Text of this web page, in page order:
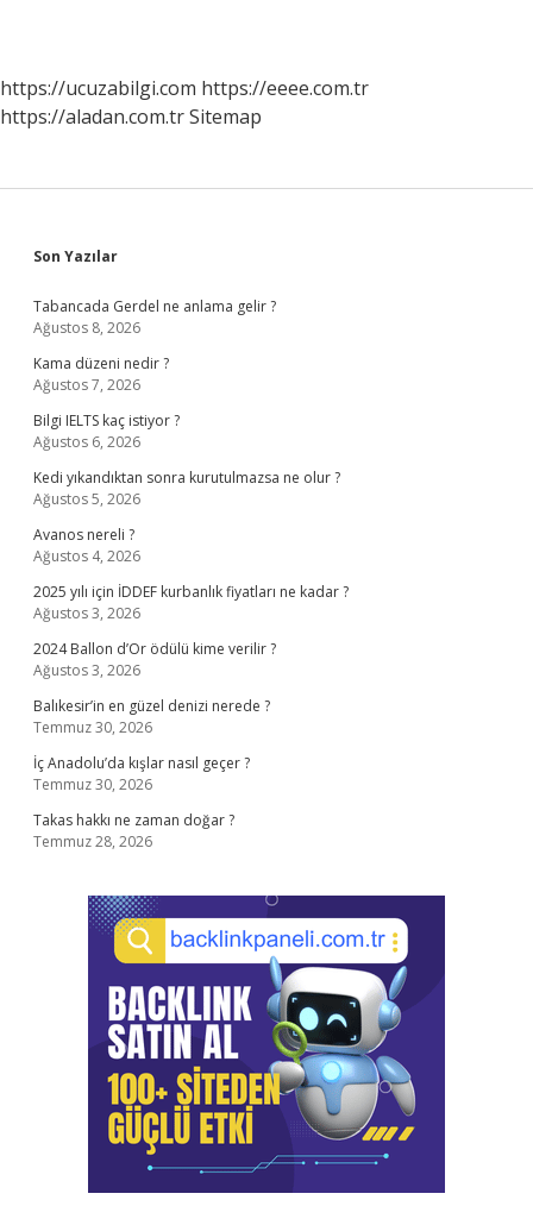
https://ucuzabilgi.com https://eeee.com.tr
https://aladan.com.trSitemap
Sidebar
Son Yazılar
Tabancada Gerdel ne anlama gelir ?
Ağustos 8, 2026
Kama düzeni nedir ?
Ağustos 7, 2026
Bilgi IELTS kaç istiyor ?
Ağustos 6, 2026
Kedi yıkandıktan sonra kurutulmazsa ne olur ?
Ağustos 5, 2026
Avanos nereli ?
Ağustos 4, 2026
2025 yılı için İDDEF kurbanlık fiyatları ne kadar ?
Ağustos 3, 2026
2024 Ballon d’Or ödülü kime verilir ?
Ağustos 3, 2026
Balıkesir’in en güzel denizi nerede ?
Temmuz 30, 2026
İç Anadolu’da kışlar nasıl geçer ?
Temmuz 30, 2026
Takas hakkı ne zaman doğar ?
Temmuz 28, 2026